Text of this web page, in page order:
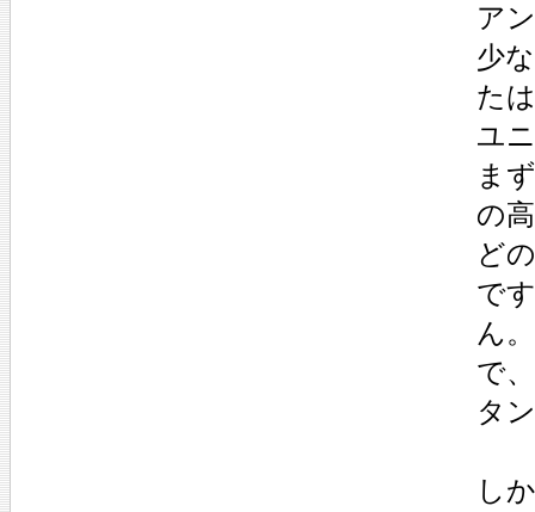
ア
少
た
ユ
ま
の
ど
で
ん
で
タ
し